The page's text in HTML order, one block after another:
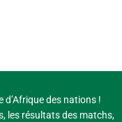
d’Afrique des nations !
les résultats des matchs,